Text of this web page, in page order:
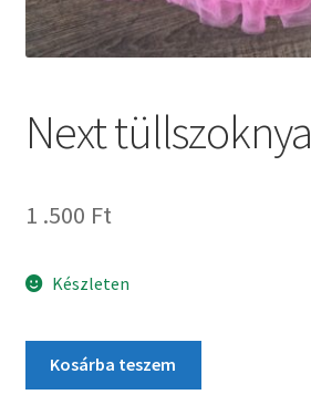
Next tüllszoknya
1 .500 Ft
Készleten
Kosárba teszem